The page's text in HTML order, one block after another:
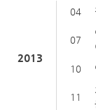
2013
04
07
10
11